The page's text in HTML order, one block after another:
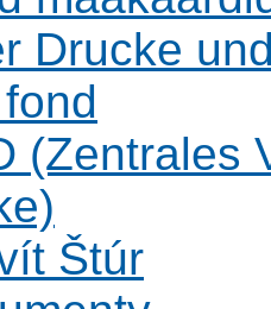
Drucke
(Zentrales
Štúr